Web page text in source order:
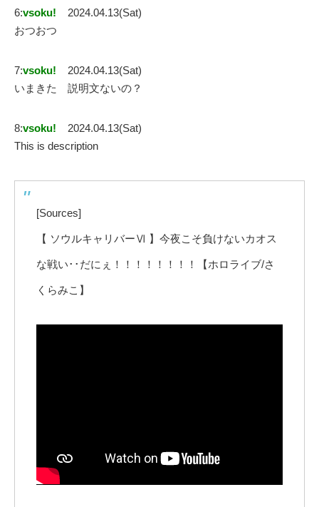
6:vsoku!
2024.04.13(Sat)
おつおつ
7:vsoku!
2024.04.13(Sat)
いまきた 説明文ないの？
8:vsoku!
2024.04.13(Sat)
This is description
[Sources]
【 ソウルキャリバーⅥ 】今夜こそ負けないカオス
な戦い･･だにぇ！！！！！！！！【ホロライブ/さ
くらみこ】